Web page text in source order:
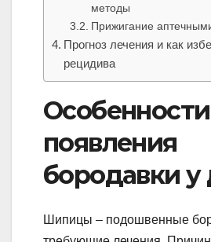
методы
Прижигание
Прогноз лечения и как
рецидива
Особенности
появления
бородавки у
Шипицы – подошвенные